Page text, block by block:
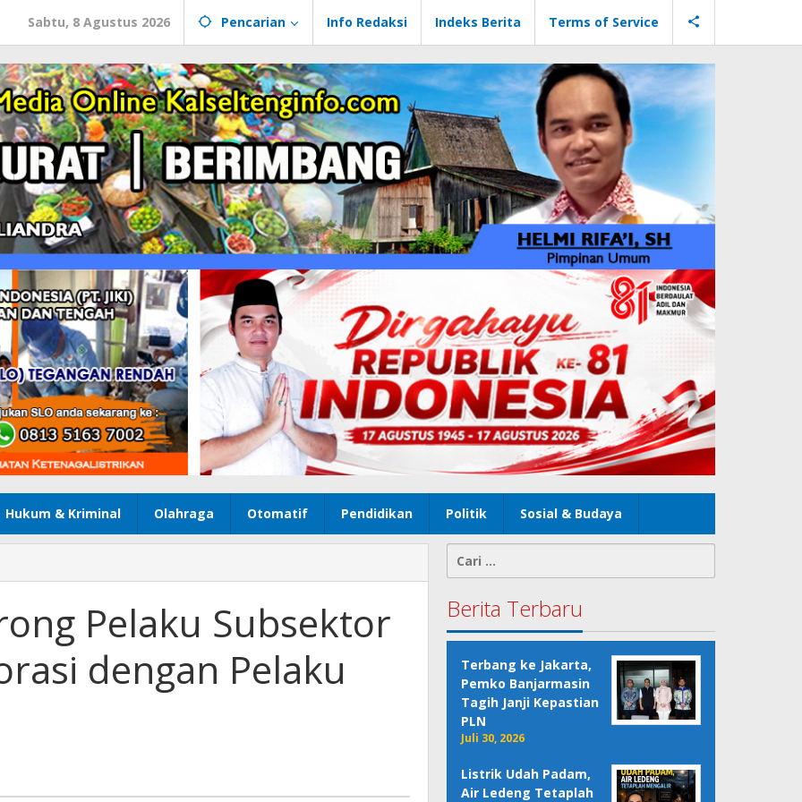
Sabtu, 8 Agustus 2026 Pencarian Info Redaksi Indeks Berita Terms of Service
Hukum & Kriminal Olahraga Otomatif Pendidikan Politik Sosial & Budaya
Pelaku Subsektor
dengan Pelaku
untuk:
Berita Terbaru
Terbang ke Jakarta,
Pemko Banjarmasin
Tagih Janji Kepastian
PLN
Juli 30, 2026
Listrik Udah Padam,
Air Ledeng Tetaplah